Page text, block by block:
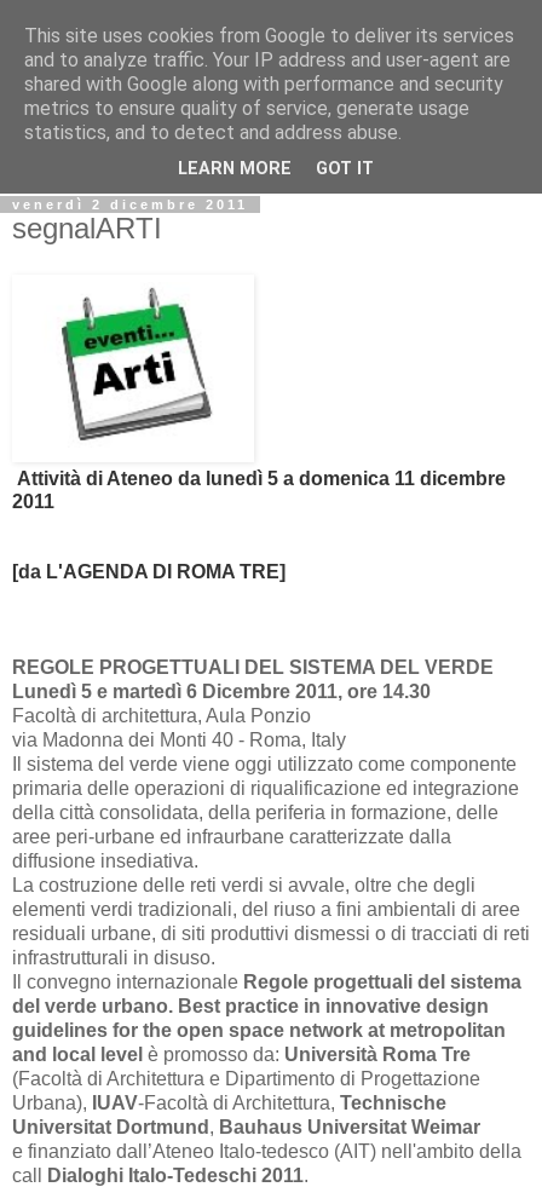
Biblio@rti in
Il Blog della Biblioteca di Area delle arti per condividere
informazioni iniziative incontri
venerdì 2 dicembre 2011
segnalARTI
Attività di Ateneo da lunedì 5 a domenica 11 dicembre
2011
[da L'AGENDA DI ROMA TRE]
REGOLE PROGETTUALI DEL SISTEMA DEL VERDE
Lunedì 5 e martedì 6 Dicembre 2011, ore 14.30
Facoltà di architettura, Aula Ponzio
via Madonna dei Monti 40 - Roma, Italy
Il sistema del verde viene oggi utilizzato come componente
primaria delle operazioni di riqualificazione ed integrazione
della città consolidata, della periferia in formazione, delle
aree peri-urbane ed infraurbane caratterizzate dalla
diffusione insediativa.
La costruzione delle reti verdi si avvale, oltre che degli
elementi verdi tradizionali, del riuso a fini ambientali di aree
residuali urbane, di siti produttivi dismessi o di tracciati di reti
infrastrutturali in disuso.
Il convegno internazionale Regole progettuali del sistema
del verde urbano. Best practice in innovative design
guidelines for the open space network at metropolitan
and local level è promosso da: Università Roma Tre
(Facoltà di Architettura e Dipartimento di Progettazione
Urbana), IUAV-Facoltà di Architettura, Technische
Universitat Dortmund , Bauhaus Universitat Weimar
e finanziato dall’Ateneo Italo-tedesco (AIT) nell'ambito della
call
Dialoghi Italo-Tedeschi 2011.
This site uses cookies from Google to deliver its services
and to analyze traffic. Your IP address and user-agent are
shared with Google along with performance and security
metrics to ensure quality of service, generate usage
statistics, and to detect and address abuse.
LEARN MORE GOT IT